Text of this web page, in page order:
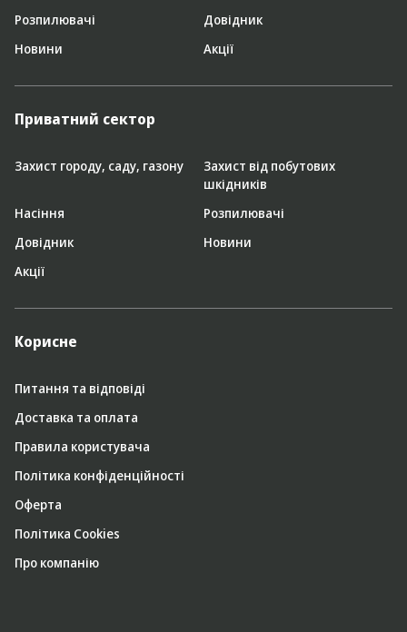
Розпилювачі
Довідник
Новини
Акції
Приватний сектор
Захист городу, саду, газону
Захист від побутових
шкідників
Насіння
Розпилювачі
Довідник
Новини
Акції
Корисне
Питання та відповіді
Доставка та оплата
Правила користувача
Політика конфіденційності
Оферта
Політика Cookies
Про компанію